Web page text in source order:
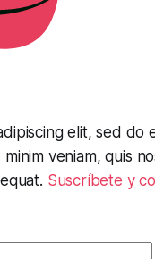
elit, sed do
veniam, quis
Suscríbete y